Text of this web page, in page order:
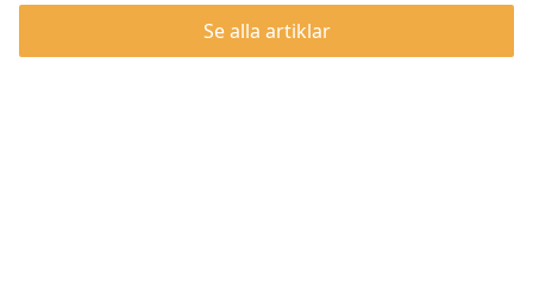
Se alla artiklar